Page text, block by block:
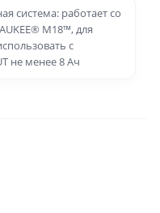
система: работает со
M18™, для
с
не менее 8 Ач